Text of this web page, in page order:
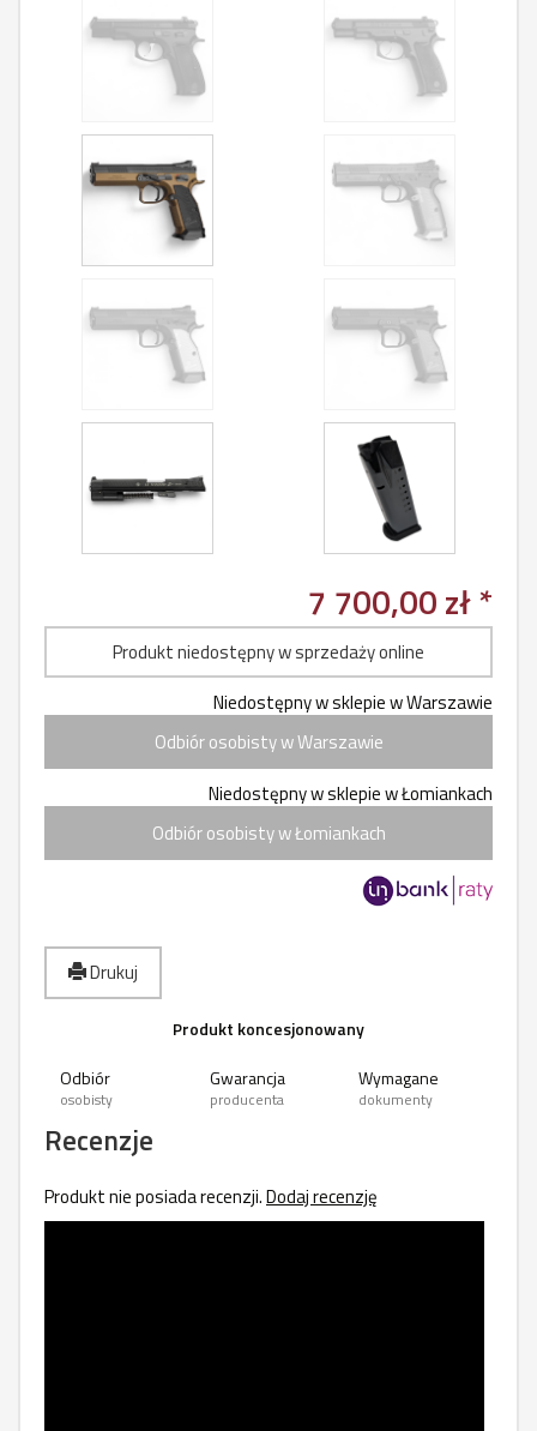
7 700,00 zł *
Produkt niedostępny w sprzedaży online
Niedostępny w sklepie w Warszawie
Odbiór osobisty w Warszawie
Niedostępny w sklepie w Łomiankach
Odbiór osobisty w Łomiankach
Drukuj
Produkt koncesjonowany
Odbiór
osobisty
Gwarancja
producenta
Wymagane
dokumenty
Recenzje
Produkt nie posiada recenzji.Dodaj recenzję